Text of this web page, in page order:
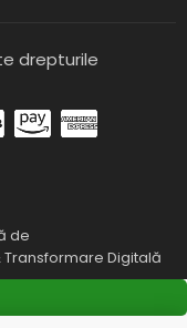
drepturile
de
Digitală